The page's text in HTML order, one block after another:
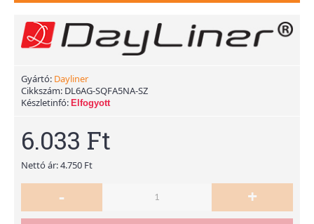
Gyártó: Dayliner
Cikkszám: DL6AG-SQFA5NA-SZ
Készletinfó: Elfogyott
6.033 Ft
Nettó ár: 4.750 Ft
- +